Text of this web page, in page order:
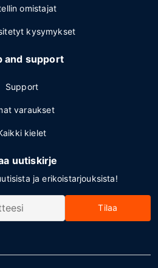
omistajat
kysymykset
and support
Support
varaukset
kielet
uutiskirje
ja erikoistarjouksista!
Tilaa